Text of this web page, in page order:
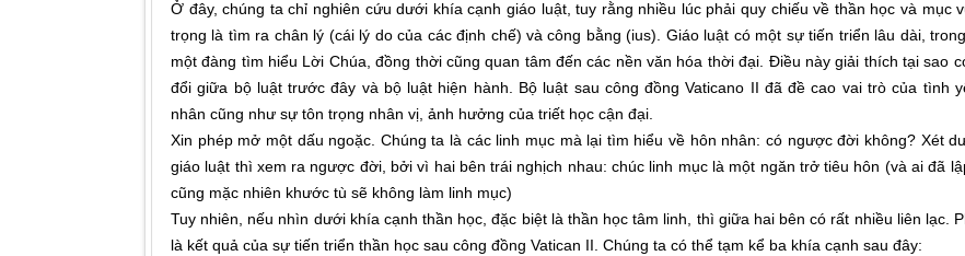
Ở đây, chúng ta chỉ nghiên cứu dưới khía cạnh giáo luật, tuy rằng nhiều lúc phải quy chiếu về thần học và mục
trọng là tìm ra chân lý (cái lý do của các định chế) và công bằng (ius). Giáo luật có một sự tiến triển lâu dài,
một đàng tìm hiểu Lời Chúa, đồng thời cũng quan tâm đến các nền văn hóa thời đại. Điều này giải thích tại sao
đổi giữa bộ luật trước đây và bộ luật hiện hành. Bộ luật sau công đồng Vaticano II đã đề cao vai trò của tình
nhân cũng như sự tôn trọng nhân vị, ảnh hưởng của triết học cận đại.
Xin phép mở một dấu ngoặc. Chúng ta là các linh mục mà lại tìm hiểu về hôn nhân: có ngược đời không? Xét
giáo luật thì xem ra ngược đời, bởi vì hai bên trái nghịch nhau: chúc linh mục là một ngăn trở tiêu hôn (và ai đã
cũng mặc nhiên khước tù sẽ không làm linh mục)
Tuy nhiên, nếu nhìn dưới khía cạnh thần học, đặc biệt là thần học tâm linh, thì giữa hai bên có rất nhiều liên lạc.
là kết quả của sự tiến triển thần học sau công đồng Vatican II. Chúng ta có thể tạm kể ba khía cạnh sau đây: